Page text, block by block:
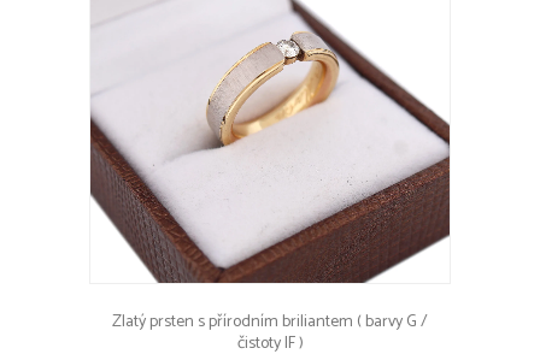
Zlatý prsten s přírodním briliantem ( barvy G /
čistoty IF )